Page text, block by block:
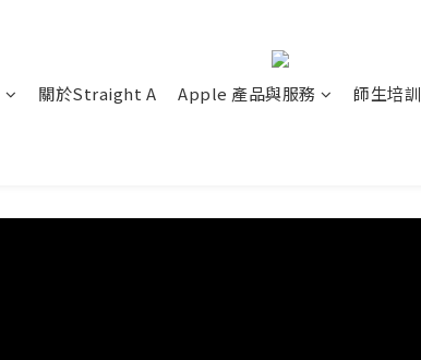
關於Straight A Apple 產品與服務 師生培訓